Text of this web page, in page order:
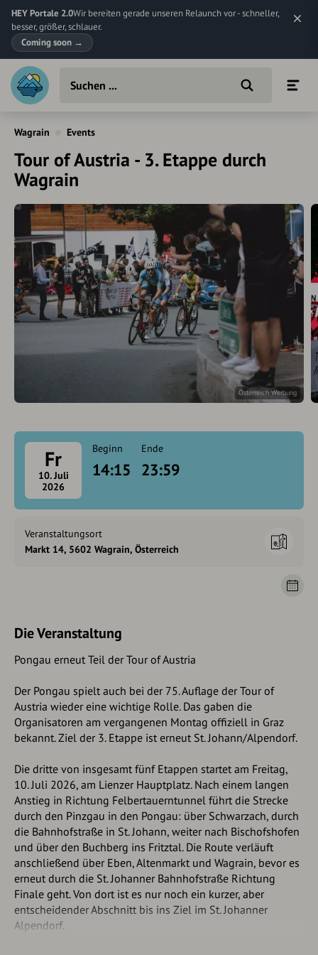
HEY Portale 2.0Wir bereiten gerade unseren Relaunch vor - schneller,
besser, größer, schlauer.
Coming soon →
Wagrain Events
Tour of Austria - 3. Etappe durch
Wagrain
Österreich Werbung
Fr
10. Juli
2026
Beginn
14:15
Ende
23:59
Veranstaltungsort
Markt 14, 5602 Wagrain, Österreich
Die Veranstaltung
Pongau erneut Teil der Tour of Austria
Der Pongau spielt auch bei der 75. Auflage der Tour of
Austria wieder eine wichtige Rolle. Das gaben die
Organisatoren am vergangenen Montag offiziell in Graz
bekannt. Ziel der 3. Etappe ist erneut St. Johann/Alpendorf.
Die dritte von insgesamt fünf Etappen startet am Freitag,
10. Juli 2026, am Lienzer Hauptplatz. Nach einem langen
Anstieg in Richtung Felbertauerntunnel führt die Strecke
durch den Pinzgau in den Pongau: über Schwarzach, durch
die Bahnhofstraße in St. Johann, weiter nach Bischofshofen
und über den Buchberg ins Fritztal. Die Route verläuft
anschließend über Eben, Altenmarkt und Wagrain, bevor es
erneut durch die St. Johanner Bahnhofstraße Richtung
Finale geht. Von dort ist es nur noch ein kurzer, aber
entscheidender Abschnitt bis ins Ziel im St. Johanner
Alpendorf.